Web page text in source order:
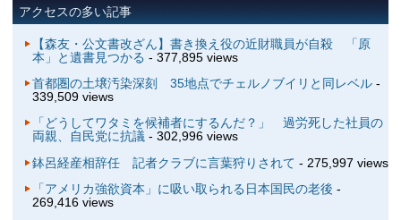
アクセスの多い記事
【森友・公文書改ざん】書き換え役の近財職員が自殺 「原
本」と遺書見つかる - 377,895 views
首都圏の土壌汚染深刻 35地点でチェルノブイリと同レベル-
339,509 views
「どうしてワタミを候補者にするんだ？」 過労死した社員の
両親、自民党に抗議- 302,996 views
鉢呂経産相辞任 記者クラブに言葉狩りされて - 275,997 views
「アメリカ強欲資本」に吸い取られる日本国民の老後 -
269,416 views